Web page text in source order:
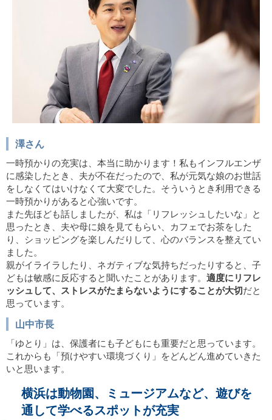
澤さん
一時預かりの充実は、本当に助かります！私もインフルエンザ
に感染したとき、夫が不在だったので、私が元気な娘のお世話
をしなくてはいけなくて大変でした。そういうとき利用できる
一時預かりがあると心強いです。
また先ほども話しましたが、私は「リフレッシュしたいな」と
思ったとき、夫や母に娘を見てもらい、カフェでお茶をした
り、ショッピングを楽しんだりして、心のバランスを整えてい
ました。
親がイライラしたり、ネガティブな気持ちだったりすると、子
どもは敏感に反応すると聞いたことがあります。 適度にリフレ
ッシュして、ストレスがたまらないようにすることが大切だと
思っています。
山中市長
「ゆとり」は、保護者にも子どもにも重要だと思っています。
これからも「預けやすい環境づくり」をどんどん進めていきた
いと思います。
横浜は動物園、ミュージアムなど、遊びを
通して学べるスポットが充実